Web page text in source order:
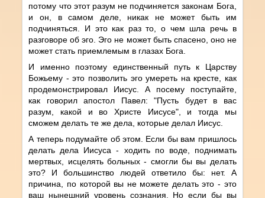
потому что этот разум не подчиняется законам Бога,
и он, в самом деле, никак не может быть им
подчиняться. И это как раз то, о чем шла речь в
разговоре об эго. Эго не может быть спасено, оно не
может стать приемлемым в глазах Бога.
И именно поэтому единственный путь к Царству
Божьему - это позволить эго умереть на кресте, как
продемонстрировал Иисус. А посему поступайте,
как говорил апостол Павел: "Пусть будет в вас
разум, какой и во Христе Иисусе", и тогда мы
сможем делать те же дела, которые делал Иисус.
А теперь подумайте об этом. Если бы вам пришлось
делать дела Иисуса - ходить по воде, поднимать
мертвых, исцелять больных - смогли бы вы делать
это? И большинство людей ответило бы: нет. А
причина, по которой вы не можете делать это - это
ваш нынешний уровень сознания. Но если бы вы